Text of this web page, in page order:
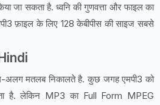
जा सकता है. ध्वनि की गुणवत्ता और फाइल का
फ़ाइल के लिए 128 केबीपीस की साइज सबसे
अलग मतलब निकालते है. कुछ जगह एमपी3 को
है. लेकिन MP3 का Full Form MPEG